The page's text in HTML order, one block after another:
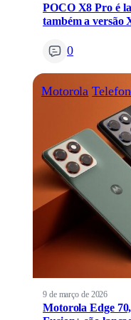
POCO X8 Pro é
também a versão
0
Motorola
9 de março de 2026
Motorola Edge